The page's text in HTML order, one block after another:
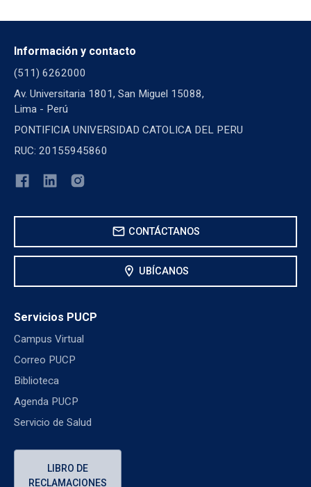
Información y contacto
(511) 6262000
Av. Universitaria 1801, San Miguel 15088,
Lima - Perú
PONTIFICIA UNIVERSIDAD CATOLICA DEL PERU
RUC: 20155945860
mail CONTÁCTANOS
location_on UBÍCANOS
Servicios PUCP
Campus Virtual
Correo PUCP
Biblioteca
Agenda PUCP
Servicio de Salud
LIBRO DE
RECLAMACIONES